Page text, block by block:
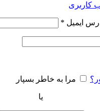
کاربری
ایمیل *
مرا به خاطر بسپار
یا